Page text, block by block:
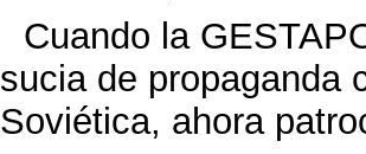
Cuando la
sucia de propaganda
Soviética, ahora